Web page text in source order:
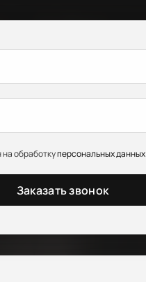
обработкуперсональных данных
Заказать звонок